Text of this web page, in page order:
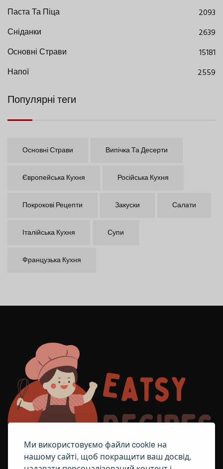
Ми використовуємо файли cookie на
нашому сайті, щоб покращити ваш досвід,
Паста Та Піца
2093
Сніданки
2639
Основні Страви
15181
Напої
2559
Популярні теги
Основні Страви Випічка Та Десерти
Європейська Кухня Російська Кухня
Покрокові Рецепти Закуски Салати
Італійська Кухня Супи
Французька Кухня